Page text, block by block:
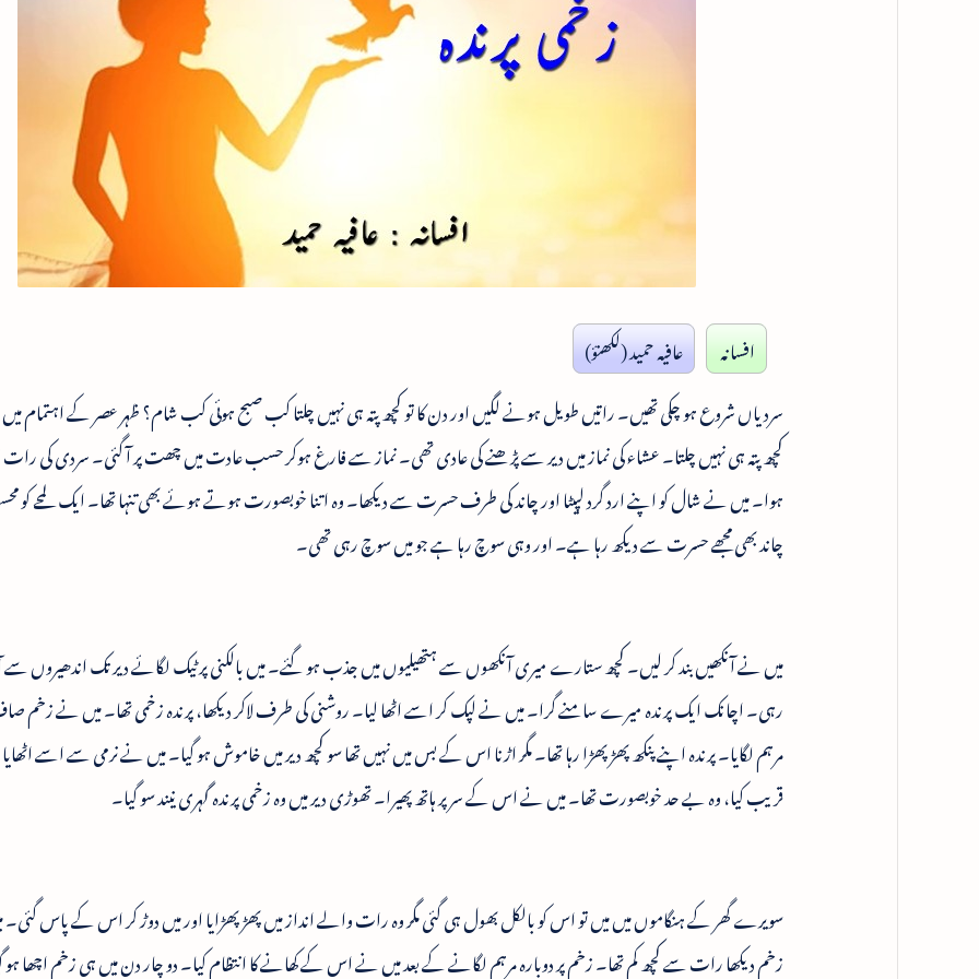
افسانہ
عافیہ حمید (لکھنؤ)
سردیاں شروع ہو چکی تھیں۔ راتیں طویل ہونے لگیں اور دن کا تو کچھ پتہ ہی نہیں چلتا کب صبح ہوئی کب شام؟ ظہر عصر کے اہتمام
کچھ پتہ ہی نہیں چلتا۔ عشاء کی نماز میں دیر سے پڑھنے کی عادی تھی۔ نماز سے فارغ ہوکر حسب عادت میں چھت پر آ گئی۔ سردی کی رات
ہوا۔ میں نے شال کو اپنے ارد گرد لپیٹا اور چاند کی طرف حسرت سے دیکھا۔ وہ اتنا خوبصورت ہوتے ہوئے بھی تنہا تھا۔ ایک لمحے کو
چاند بھی مجھے حسرت سے دیکھ رہا ہے۔ اور وہی سوچ رہا ہے جو میں سوچ رہی تھی۔
میں نے آنکھیں بند کر لیں۔ کچھ ستارے میری آنکھوں سے ہتھیلیوں میں جذب ہو گئے۔ میں بالکنی پر ٹیک لگائے دیر تک اندھیروں سے
رہی۔ اچانک ایک پرندہ میرے سامنے گرا۔ میں نے لپک کر اسے اٹھا لیا۔ روشنی کی طرف لاکر دیکھا، پرندہ زخمی تھا۔ میں نے زخم
مرہم لگایا۔ پرندہ اپنے پنکھ پھڑپھڑا رہا تھا۔ مگر اڑنا اس کے بس میں نہیں تھا سو کچھ دیر میں خاموش ہو گیا۔ میں نے نرمی سے اسے
قریب کیا، وہ بے حد خوبصورت تھا۔ میں نے اس کے سر پر ہاتھ پھیرا۔ تھوڑی دیر میں وہ زخمی پرندہ گہری نیند سو گیا۔
سویرے گھر کے ہنگاموں میں میں تو اس کو بالکل بھول ہی گئی مگر وہ رات والے انداز میں پھڑپھڑایا اور میں دوڑ کر اس کے پاس
زخم دیکھا رات سے کچھ کم تھا۔ زخم پر دوبارہ مرہم لگانے کے بعد میں نے اس کے کھانے کا انتظام کیا۔ دو چار دن میں ہی زخم اچھا